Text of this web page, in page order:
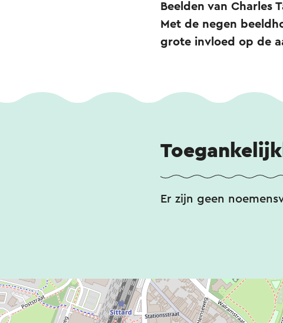
Beelden van Charles
Met de negen
grote invloed op de
Er zijn geen